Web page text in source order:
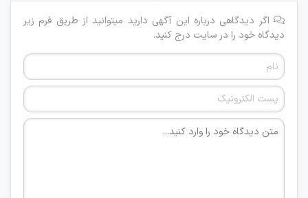
اگر دیدگاهی درباره این آگهی دارید میتوانید از طریق فرم زیر
دیدگاه خود را در سایت درج کنید.